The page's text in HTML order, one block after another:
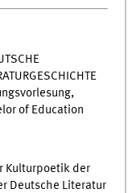
of Education
Kulturpoetik der
Deutsche Literatur